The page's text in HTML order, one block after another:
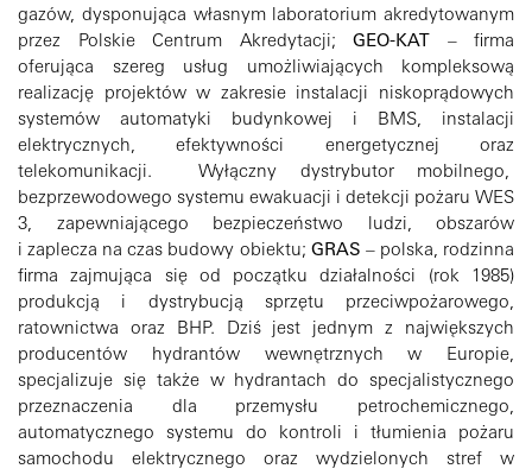
gazów, dysponująca własnym laboratorium akredytowanym
przez Polskie Centrum Akredytacji; GEO-KAT
– firma
oferująca szereg usług umożliwiających kompleksową
realizację projektów w zakresie instalacji niskoprądowych
systemów automatyki budynkowej i BMS, instalacji
elektrycznych, efektywności energetycznej oraz
telekomunikacji. Wyłączny dystrybutor mobilnego,
bezprzewodowego systemu ewakuacji i detekcji pożaru WES
3, zapewniającego bezpieczeństwo ludzi, obszarów
i zaplecza na czas budowy obiektu; GRAS – polska, rodzinna
firma zajmująca się od początku działalności (rok 1985)
produkcją i dystrybucją sprzętu przeciwpożarowego,
ratownictwa oraz BHP. Dziś jest jednym z największych
producentów hydrantów wewnętrznych w Europie,
specjalizuje się także w hydrantach do specjalistycznego
przeznaczenia dla przemysłu petrochemicznego,
automatycznego systemu do kontroli i tłumienia pożaru
samochodu elektrycznego oraz wydzielonych stref w